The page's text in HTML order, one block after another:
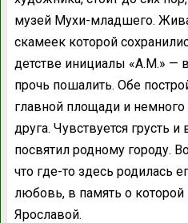
музей Мухи-младшего.
скамеек которой
детстве инициалы «А.М.» —
прочь пошалить. Обе
главной площади и немного
друга. Чувствуется грусть
посвятил родному городу.
что где-то здесь родилась
любовь, в память о
Ярославой.